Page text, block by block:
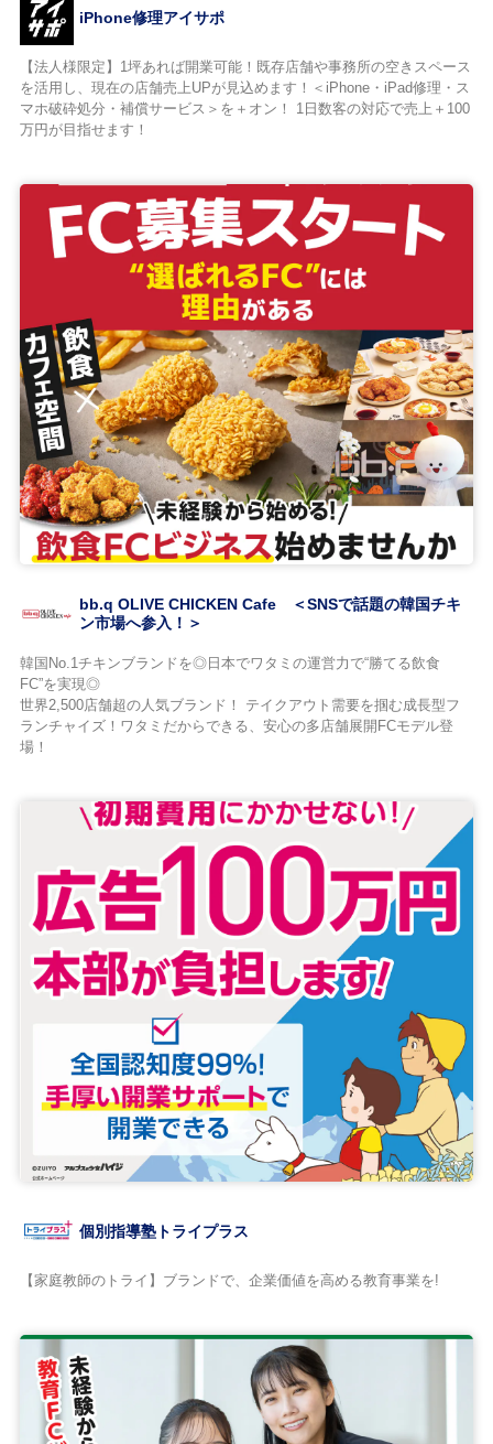
iPhone修理アイサポ
【法人様限定】1坪あれば開業可能！既存店舗や事務所の空きスペース
を活用し、現在の店舗売上UPが見込めます！＜iPhone・iPad修理・ス
マホ破砕処分・補償サービス＞を＋オン！ 1日数客の対応で売上＋100
万円が目指せます！
bb.q OLIVE CHICKEN Cafe ＜SNSで話題の韓国チキ
ン市場へ参入！＞
韓国No.1チキンブランドを◎日本でワタミの運営力で“勝てる飲食
FC”を実現◎
世界2,500店舗超の人気ブランド！ テイクアウト需要を掴む成長型フ
ランチャイズ！ワタミだからできる、安心の多店舗展開FCモデル登
場！
個別指導塾トライプラス
【家庭教師のトライ】ブランドで、企業価値を高める教育事業を!